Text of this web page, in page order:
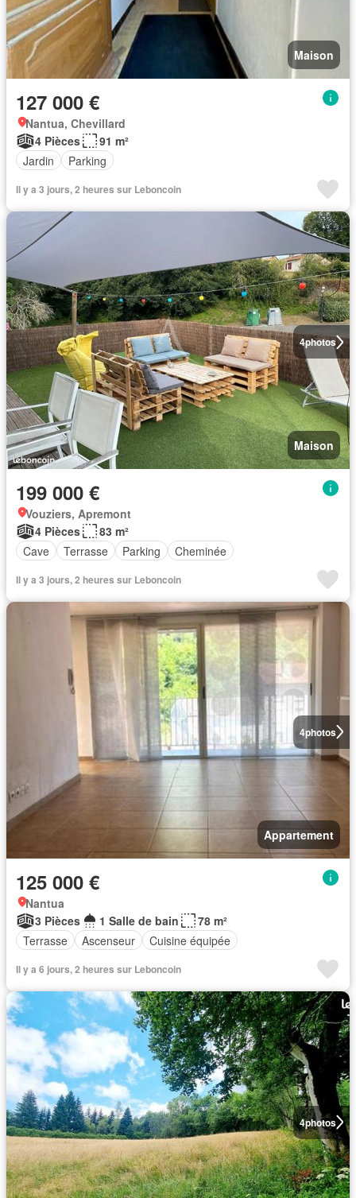
Maison
127 000 €
Nantua, Chevillard
4 Pièces
91 m²
Jardin
Parking
Il y a 3 jours, 2 heures sur Leboncoin
4photos
Maison
199 000 €
Vouziers, Apremont
4 Pièces
83 m²
Cave
Terrasse Parking Cheminée
Il y a 3 jours, 2 heures sur Leboncoin
4photos
Appartement
125 000 €
Nantua
3 Pièces
1 Salle de bain
78 m²
Terrasse
Ascenseur Cuisine équipée
Il y a 6 jours, 2 heures sur Leboncoin
4photos